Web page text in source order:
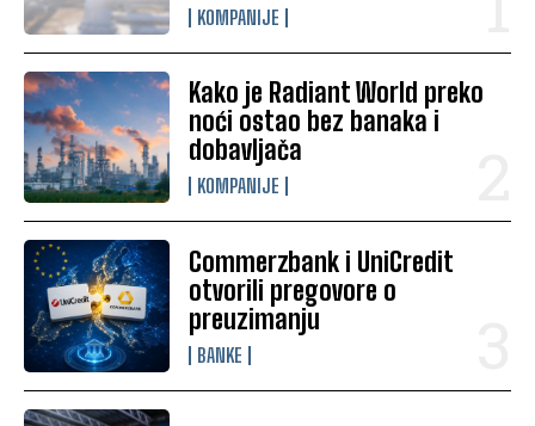
KOMPANIJE
Kako je Radiant World preko
noći ostao bez banaka i
dobavljača
KOMPANIJE
Commerzbank i UniCredit
otvorili pregovore o
preuzimanju
BANKE